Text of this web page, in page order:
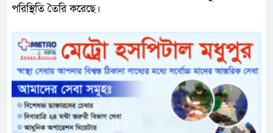
পরিস্থিতি তৈরি করেছে।